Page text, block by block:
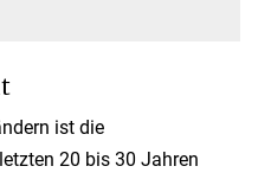
ist die
20 bis 30 Jahren